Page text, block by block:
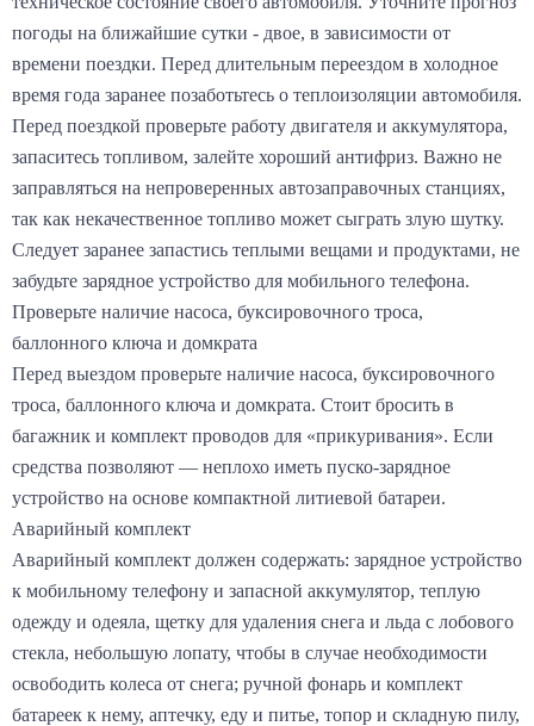
погоды на ближайшие сутки - двое, в зависимости от
времени поездки. Перед длительным переездом в холодное
время года заранее позаботьтесь о теплоизоляции автомобиля.
Перед поездкой проверьте работу двигателя и аккумулятора,
запаситесь топливом, залейте хороший антифриз. Важно не
заправляться на непроверенных автозаправочных станциях,
так как некачественное топливо может сыграть злую шутку.
Следует заранее запастись теплыми вещами и продуктами, не
забудьте зарядное устройство для мобильного телефона.
Проверьте наличие насоса, буксировочного троса,
баллонного ключа и домкрата
Перед выездом проверьте наличие насоса, буксировочного
троса, баллонного ключа и домкрата. Стоит бросить в
багажник и комплект проводов для «прикуривания». Если
средства позволяют — неплохо иметь пуско-зарядное
устройство на основе компактной литиевой батареи.
Аварийный комплект
Аварийный комплект должен содержать: зарядное устройство
к мобильному телефону и запасной аккумулятор, теплую
одежду и одеяла, щетку для удаления снега и льда с лобового
стекла, небольшую лопату, чтобы в случае необходимости
освободить колеса от снега; ручной фонарь и комплект
батареек к нему, аптечку, еду и питье, топор и складную пилу,